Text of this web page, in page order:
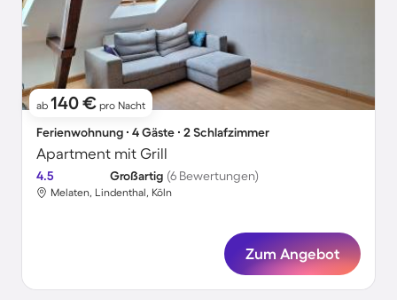
ab 140 € pro Nacht
Ferienwohnung ∙ 4 Gäste ∙ 2 Schlafzimmer
Apartment mit Grill
4.5 Großartig (6 Bewertungen)
Melaten, Lindenthal, Köln
Zum Angebot